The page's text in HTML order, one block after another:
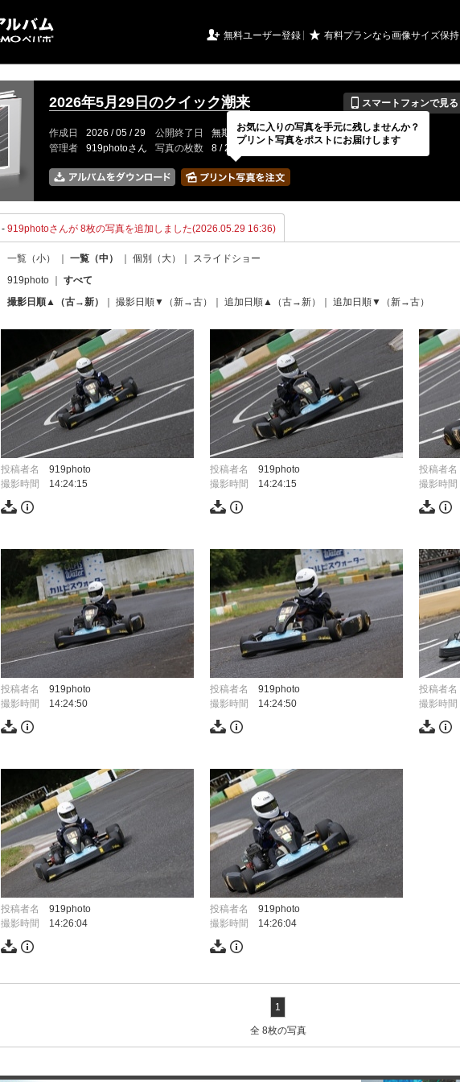
 無料ユーザー登録 ★ 有料プランなら画像サイズ保持
2026年5月29日のクイック潮来 📱 スマートフォンで見る
作成日 2026 / 05 / 29 公開終了日 無期限 イベントの期間
---
管理者
919photoさん 写真の枚数 8 / 2000枚
- 919photoさんが 8枚の写真を追加しました(2026.05.29 16:36)
一覧（小） 一覧（中） 個別（大）
スライドショー
919photo
すべて
撮影日順▲（古→新） 撮影日順▼（新→古） 追加日順▲（古→新） 追加日順▼（新→古）
投稿者名
919photo
撮影時間
14:24:15
投稿者名
919photo
撮影時間
14:24:15
投稿者名
撮影時間
投稿者名
919photo
撮影時間
14:24:50
投稿者名
919photo
撮影時間
14:24:50
投稿者名
撮影時間
投稿者名
919photo
撮影時間
14:26:04
投稿者名
919photo
撮影時間
14:26:04
1
全 8枚の写真
お気に入りの写真を手元に残しませんか？
プリント写真をポストにお届けします